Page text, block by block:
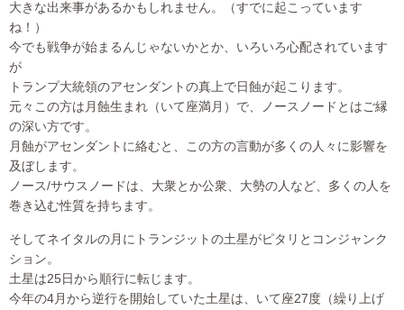
大きな出来事があるかもしれません。（すでに起こっています
ね！）
今でも戦争が始まるんじゃないかとか、いろいろ心配されています
が
トランプ大統領のアセンダントの真上で日蝕が起こります。
元々この方は月蝕生まれ（いて座満月）で、ノースノードとはご縁
の深い方です。
月蝕がアセンダントに絡むと、この方の言動が多くの人々に影響を
及ぼします。
ノース/サウスノードは、大衆とか公衆、大勢の人など、多くの人を
巻き込む性質を持ちます。
そしてネイタルの月にトランジットの土星がピタリとコンジャンク
ション。
土星は25日から順行に転じます。
今年の4月から逆行を開始していた土星は、いて座27度（繰り上げ